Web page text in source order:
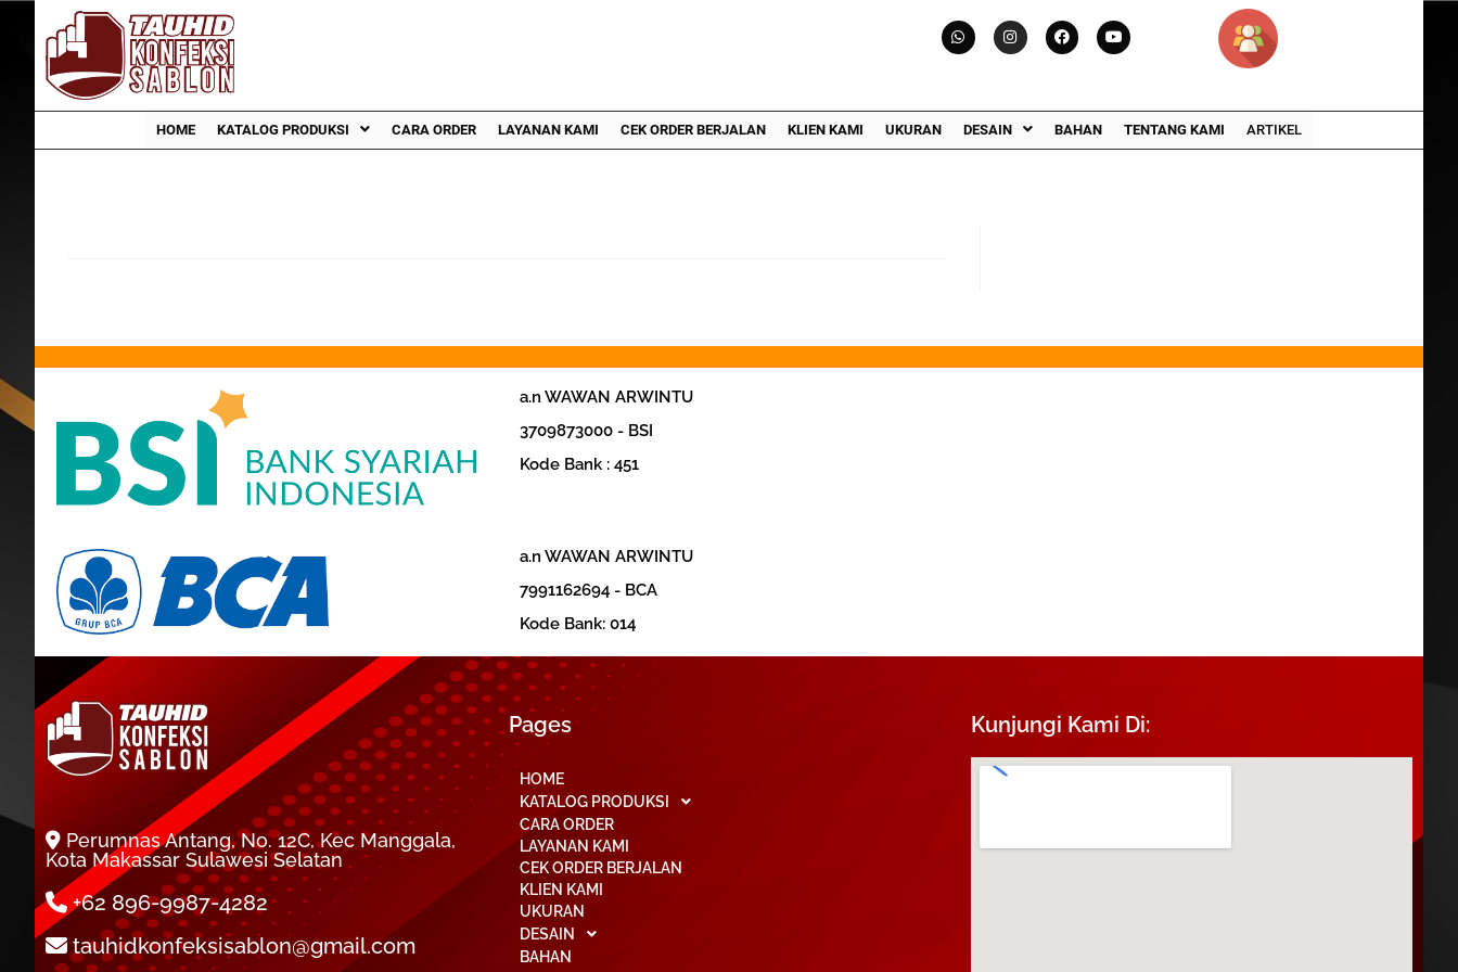
HOME KATALOG PRODUKSI CARA ORDER LAYANAN KAMI CEK ORDER BERJALAN KLIEN KAMI UKURAN DESAIN BAHAN TENTANG KAMI ARTIKEL
a.n WAWAN ARWINTU
‎3709873000 - BSI
Kode Bank : 451
a.n WAWAN ARWINTU
‎7991162694 - BCA
‎Kode Bank: 014
Perumnas Antang, No. 12C, Kec Manggala,
Kota Makassar Sulawesi Selatan
+62 896-9987-4282
tauhidkonfeksisablon@gmail.com
Pages
HOME
KATALOG PRODUKSI
CARA ORDER
LAYANAN KAMI
CEK ORDER BERJALAN
KLIEN KAMI
UKURAN
DESAIN
BAHAN
Kunjungi Kami Di: